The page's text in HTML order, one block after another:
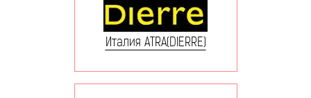
Италия ATRA(DIERRE)